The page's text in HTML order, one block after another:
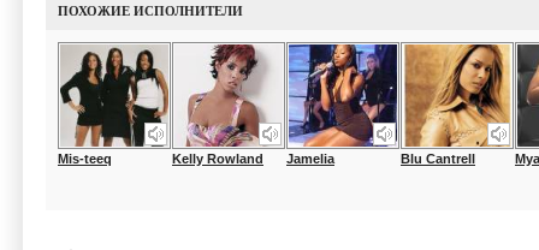
ПОХОЖИЕ ИСПОЛНИТЕЛИ
Mis-teeq Kelly Rowland Jamelia Blu Cantrell Mya